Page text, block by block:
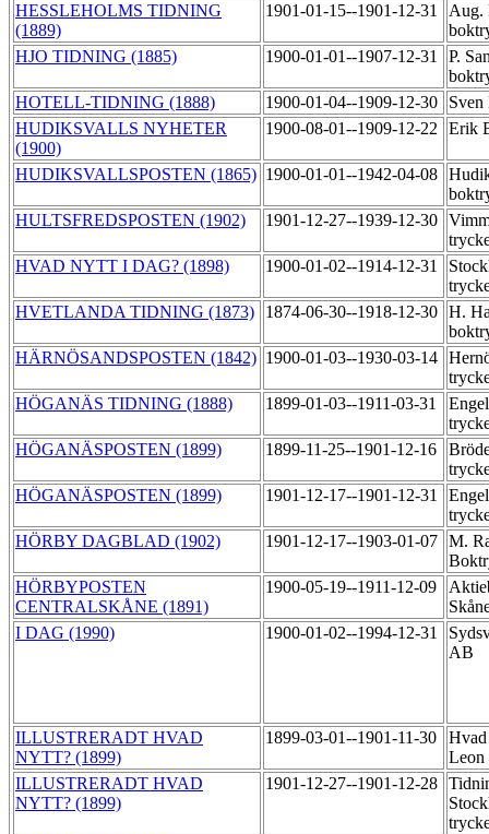
HESSLEHOLMS TIDNING
(1889)
1901-01-15--1901-12-31
Aug.
HJO TIDNING (1885)
1900-01-01--1907-12-31
P.
HOTELL-TIDNING (1888)
1900-01-04--1909-12-30
HUDIKSVALLS NYHETER
(1900)
1900-08-01--1909-12-22 Erik
HUDIKSVALLSPOSTEN (1865) 1900-01-01--1942-04-08
HULTSFREDSPOSTEN (1902)
1901-12-27--1939-12-30
HVAD NYTT I DAG? (1898)
1900-01-02--1914-12-31
HVETLANDA TIDNING (1873)
1874-06-30--1918-12-30 H.
HÄRNÖSANDSPOSTEN (1842) 1900-01-03--1930-03-14
HÖGANÄS TIDNING (1888)
1899-01-03--1911-03-31
HÖGANÄSPOSTEN (1899)
1899-11-25--1901-12-16
HÖGANÄSPOSTEN (1899)
1901-12-17--1901-12-31
HÖRBY DAGBLAD (1902)
1901-12-17--1903-01-07 M.
HÖRBYPOSTEN
CENTRALSKÅNE (1891)
1900-05-19--1911-12-09
I DAG (1990)
1900-01-02--1994-12-31
AB
ILLUSTRERADT HVAD
NYTT? (1899)
1899-03-01--1901-11-30
ILLUSTRERADT HVAD
NYTT? (1899)
1901-12-27--1901-12-28